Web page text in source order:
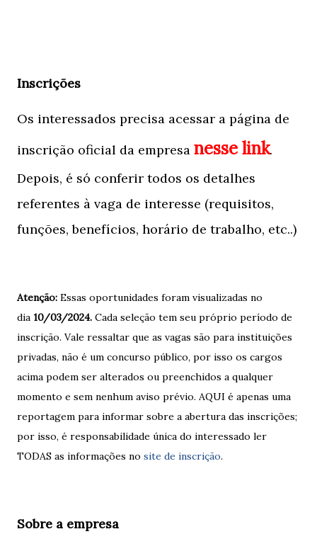
Inscrições
Os interessados precisa acessar a página de
inscrição oficial da empresa nesse link.
Depois, é só conferir todos os detalhes
referentes à vaga de interesse (requisitos,
funções, benefícios, horário de trabalho, etc..)
Atenção: Essas oportunidades foram visualizadas no
dia 10/03/2024. Cada seleção tem seu próprio período de
inscrição. Vale ressaltar que as vagas são para instituições
privadas, não é um concurso público, por isso os cargos
acima podem ser alterados ou preenchidos a qualquer
momento e sem nenhum aviso prévio. AQUI é apenas uma
reportagem para informar sobre a abertura das inscrições;
por isso, é responsabilidade única do interessado ler
TODAS as informações no site de inscrição.
Sobre a empresa